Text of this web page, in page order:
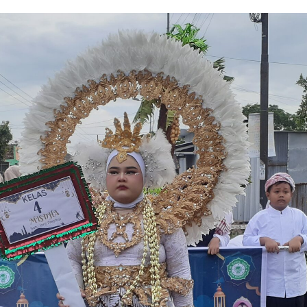
Isra Mi’raj MI Darul Huda Tahun
Kegiatan